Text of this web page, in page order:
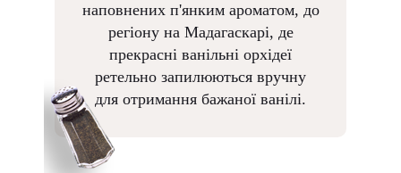
наповнених п'янким ароматом, до
регіону на Мадагаскарі, де
прекрасні ванільні орхідеї
ретельно запилюються вручну
для отримання бажаної ванілі.